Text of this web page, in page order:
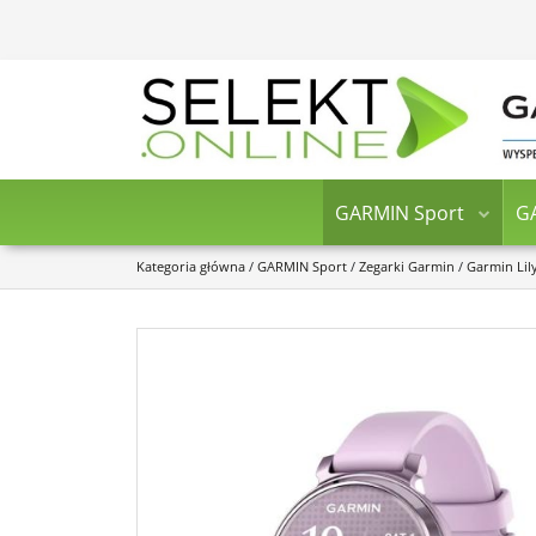
GARMIN Sport
Kategoria główna / GARMIN Sport / Zegarki Garmin / Garmin